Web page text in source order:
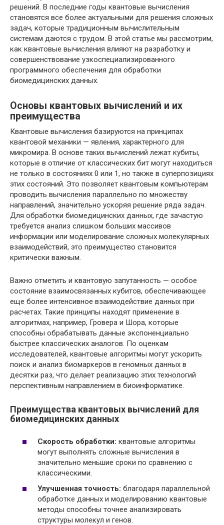
решений. В последние годы квантовые вычисления
становятся все более актуальными для решения сложных
задач, которые традиционным вычислительным
системам даются с трудом. В этой статье мы рассмотрим,
как квантовые вычисления влияют на разработку и
совершенствование узкоспециализированного
программного обеспечения для обработки
биомедицинских данных.
Основы квантовых вычислений и их
преимущества
Квантовые вычисления базируются на принципах
квантовой механики — явления, характерного для
микромира. В основе таких вычислений лежат кубиты,
которые в отличие от классических бит могут находиться
не только в состояниях 0 или 1, но также в суперпозициях
этих состояний. Это позволяет квантовым компьютерам
проводить вычисления параллельно по множеству
направлений, значительно ускоряя решение ряда задач.
Для обработки биомедицинских данных, где зачастую
требуется анализ слишком больших массивов
информации или моделирование сложных молекулярных
взаимодействий, это преимущество становится
критически важным.
Важно отметить и квантовую запутанность — особое
состояние взаимосвязанных кубитов, обеспечивающее
еще более интенсивное взаимодействие данных при
расчетах. Такие принципы находят применение в
алгоритмах, например, Гровера и Шора, которые
способны обрабатывать данные экспоненциально
быстрее классических аналогов. По оценкам
исследователей, квантовые алгоритмы могут ускорить
поиск и анализ биомаркеров в геномных данных в
десятки раз, что делает реализацию этих технологий
перспективным направлением в биоинформатике.
Преимущества квантовых вычислений для
биомедицинских данных
Скорость обработки: квантовые алгоритмы
могут выполнять сложные вычисления в
значительно меньшие сроки по сравнению с
классическими.
Улучшенная точность: благодаря параллельной
обработке данных и моделированию квантовые
методы способны точнее анализировать
структуры молекул и генов.